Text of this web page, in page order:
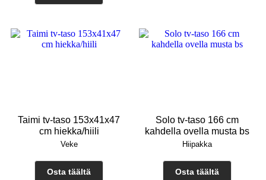
Taimi tv-taso 153x41x47
cm hiekka/hiili
Veke
Osta täältä
Solo tv-taso 166 cm
kahdella ovella musta bs
Hiipakka
Osta täältä